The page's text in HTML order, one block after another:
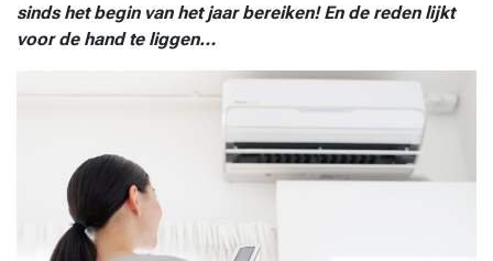
sinds het begin van het jaar bereiken! En de reden lijkt
voor de hand te liggen…